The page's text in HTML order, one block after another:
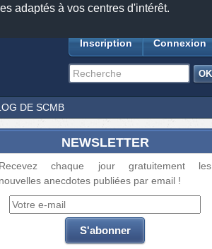
adaptés à vos centres d'intérêt.
Feeds18885anecdotes-565lecteurs connectés
Inscription Connexion
DE SCMB
NEWSLETTER
Recevez chaque jour gratuitement les
nouvelles anecdotes publiées par email !